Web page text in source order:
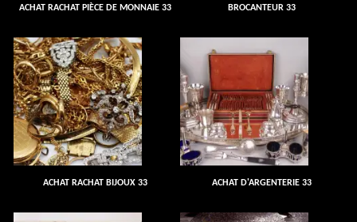
ACHAT RACHAT PIÈCE DE MONNAIE 33 BROCANTEUR 33
ACHAT RACHAT BIJOUX 33 ACHAT D'ARGENTERIE 33